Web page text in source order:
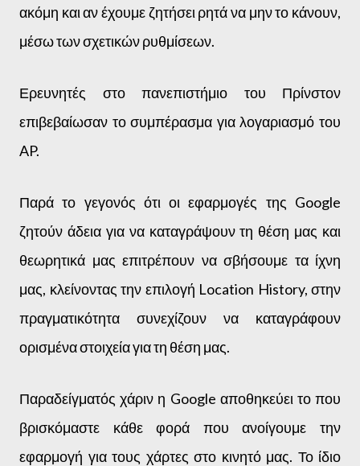
ακόμη και αν έχουμε ζητήσει ρητά να μην το κάνουν,
μέσω των σχετικών ρυθμίσεων.
Ερευνητές στο πανεπιστήμιο του Πρίνστον
επιβεβαίωσαν το συμπέρασμα για λογαριασμό του
AP.
Παρά το γεγονός ότι οι εφαρμογές της Google
ζητούν άδεια για να καταγράψουν τη θέση μας και
θεωρητικά μας επιτρέπουν να σβήσουμε τα ίχνη
μας, κλείνοντας την επιλογή Location History, στην
πραγματικότητα συνεχίζουν να καταγράφουν
ορισμένα στοιχεία για τη θέση μας.
Παραδείγματός χάριν η Google αποθηκεύει το που
βρισκόμαστε κάθε φορά που ανοίγουμε την
εφαρμογή για τους χάρτες στο κινητό μας. Το ίδιο